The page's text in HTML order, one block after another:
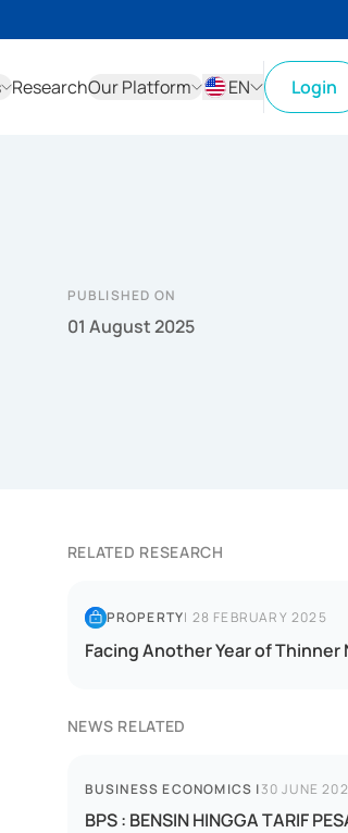
ResearchOur Platform
EN
Login
PUBLISHED ON
01 August 2025
RELATED RESEARCH
PROPERTY| 28 FEBRUARY 2025
Facing Another Year of Thinner
NEWS RELATED
BUSINESS ECONOMICS |30 JUNE
BPS : BENSIN HINGGA TARIF